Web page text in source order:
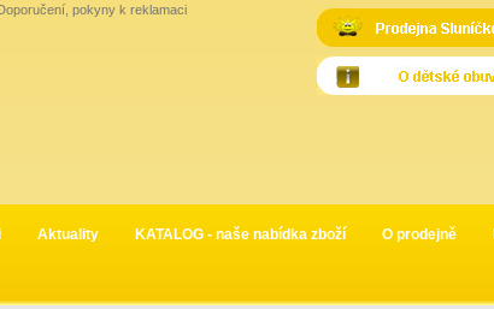
pokyny k reklamaci
Aktuality KATALOG - naše nabídka zboží O prodejně